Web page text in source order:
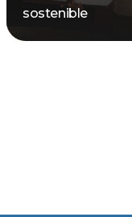
sostenible